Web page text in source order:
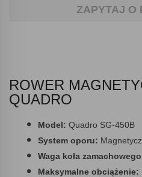
ZAPYTAJ O
ROWER
QUADRO
Model: Quadro SG-450B
System oporu:
Waga koła
Maksymalne obciążenie: